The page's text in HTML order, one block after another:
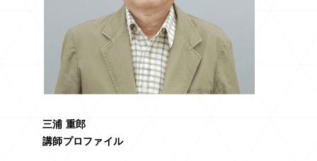
三浦 重郎
講師プロファイル